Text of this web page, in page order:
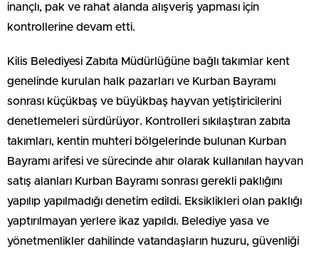
inançlı, pak ve rahat alanda alışveriş yapması için
kontrollerine devam etti.
Kilis Belediyesi Zabıta Müdürlüğüne bağlı takımlar kent
genelinde kurulan halk pazarları ve Kurban Bayramı
sonrası küçükbaş ve büyükbaş hayvan yetiştiricilerini
denetlemeleri sürdürüyor. Kontrolleri sıkılaştıran zabıta
takımları, kentin muhteri bölgelerinde bulunan Kurban
Bayramı arifesi ve sürecinde ahır olarak kullanılan hayvan
satış alanları Kurban Bayramı sonrası gerekli paklığını
yapılıp yapılmadığı denetim edildi. Eksiklikleri olan paklığı
yaptırılmayan yerlere ikaz yapıldı. Belediye yasa ve
yönetmenlikler dahilinde vatandaşların huzuru, güvenliği